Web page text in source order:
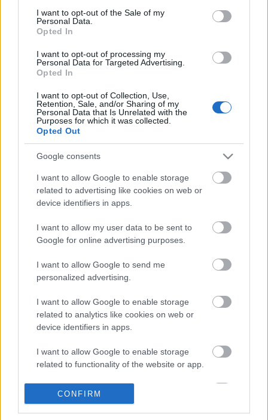
consent section.
I want to opt-out of the Sale of my
Personal Data.
Opted In
I want to opt-out of processing my
Personal Data for Targeted Advertising.
Opted In
I want to opt-out of Collection, Use,
Retention, Sale, and/or Sharing of my
Personal Data that Is Unrelated with the
Purposes for which it was collected.
Opted Out
Google consents
I want to allow Google to enable storage
related to advertising like cookies on web or
device identifiers in apps.
I want to allow my user data to be sent to
Google for online advertising purposes.
I want to allow Google to send me
personalized advertising.
I want to allow Google to enable storage
related to analytics like cookies on web or
device identifiers in apps.
I want to allow Google to enable storage
related to functionality of the website or app.
I want to allow Google to enable storage
related to personalization.
CONFIRM
szemétszörny veszi át az irányítást egy pórul járt
járókelő teste fölött, majd a metróaluljáróban
terrorizálja a többi utast, egyre vadabb formákat
Az Osees egyébként 1997 óta létező, elképesztően
termékeny, pszichedelikus garázsrockot játszó
zenekar, akik 2016-ig Thee Oh Sees néven futottak,
ezt pár évig lerövidítették Oh Seesre, majd idén már
Oseesként adtak ki három lemezt, a szeptemberben
kiadottProtean Threatet, az októberi megjelenéső
Metamorphosedcímű EP-t, decemberben pedig a
Panther Rotate-et,
melynek nyitódala aScramble Experiment
. Idén pont
felléptek volna a Bánkitó Fesztiválon, de a koncertet
meghiúsította a koronavírus.
Nézzük meg a pszichedelikus videót, és jó hír, hogy
Labrosse ígérete szerint nem ez lesz az utolsó klip,
amit látunk tőle: